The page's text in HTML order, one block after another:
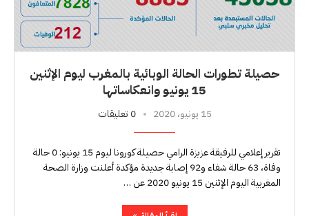
حصيلة تطورات الحالة الوبائية بالمغرب ليوم الإثنين
15 يونيو وانعكاساتها
15 يونيو، 2020 0 تعليقات
تقرير إعلامي للرفيقة عزيزة الرامي حصيلة كورونا ليوم 15 يونيو: 0 حالة
وفاة، 63 حالة شفاء و92 إصابة جديدة مؤكدة أعلنت وزارة الصحة
المغربية اليوم الإثنين 15 يونيو 2020 عن …